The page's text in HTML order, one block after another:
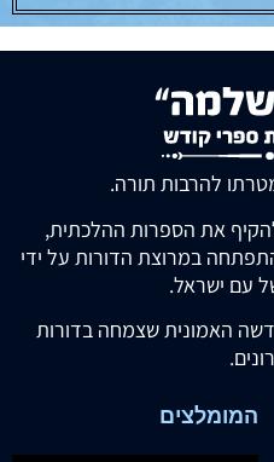
להרבות תורה.
את הספרות ההלכתית,
במרוצת הדורות על ידי
עם ישראל.
האמונית שצמחה בדורות
המומלצים